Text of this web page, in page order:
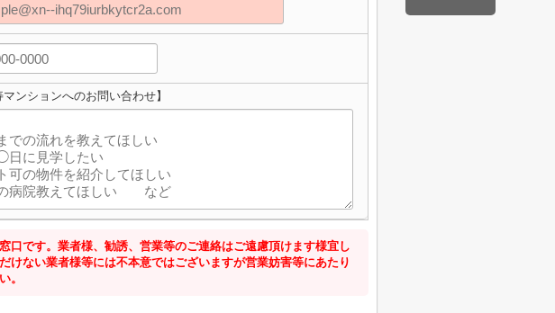
マンションへのお問い合わせ】
です。業者様、勧誘、営業等のご連絡はご遠慮頂けます様宜し
けない業者様等には不本意ではございますが営業妨害等にあたり
。